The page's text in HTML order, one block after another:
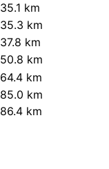
35.1 km
35.3 km
37.8 km
50.8 km
64.4 km
85.0 km
86.4 km